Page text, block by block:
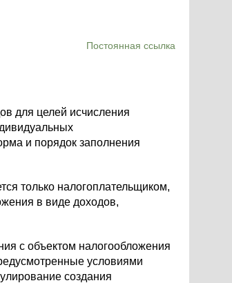
Постоянная ссылка
для целей исчисления
и порядок заполнения
только налогоплательщиком,
в виде доходов,
с объектом налогообложения
условиями
создания